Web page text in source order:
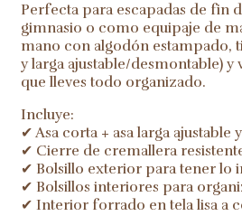
Perfecta para escapadas de fin
gimnasio o como equipaje de
mano con algodón estampado,
y larga ajustable/desmontable) y
que lleves todo organizado.
Incluye:
✔ Asa corta + asa larga ajustable
✔ Cierre de cremallera
✔ Bolsillo exterior para tener lo
✔ Bolsillos interiores para
✔ Interior forrado en tela lisa a